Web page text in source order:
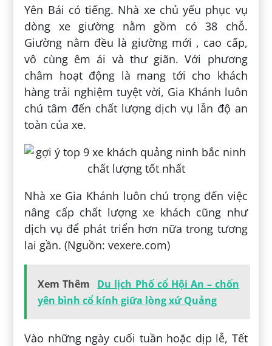
Yên Bái có tiếng. Nhà xe chủ yếu phục vụ
dòng xe giường nằm gồm có 38 chỗ.
Giường nằm đều là giường mới , cao cấp,
vô cùng êm ái và thư giãn. Với phương
châm hoạt động là mang tới cho khách
hàng trải nghiệm tuyệt vời, Gia Khánh luôn
chú tâm đến chất lượng dịch vụ lẫn độ an
toàn của xe.
Nhà xe Gia Khánh luôn chú trọng đến việc
nâng cấp chất lượng xe khách cũng như
dịch vụ để phát triển hơn nữa trong tương
lai gần. (Nguồn: vexere.com)
Xem Thêm
Du lịch Phố cổ Hội An – chốn
yên bình cổ kính giữa lòng xứ Quảng
Vào những ngày cuối tuần hoặc dịp lễ, Tết